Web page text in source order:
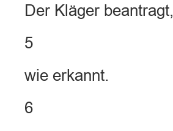
Der Kläger beantragt,
5
wie erkannt.
6